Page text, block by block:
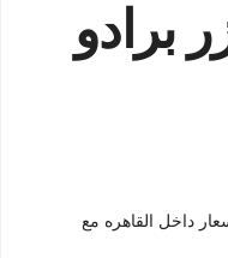
برادو
الاسعار داخل القاهره مع